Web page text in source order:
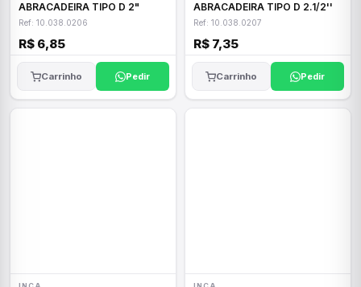
ABRACADEIRA TIPO D 2"
Ref: 10.038.0206
R$ 6,85
Carrinho Pedir
ABRACADEIRA TIPO D 2.1/2''
Ref: 10.038.0207
R$ 7,35
Carrinho Pedir